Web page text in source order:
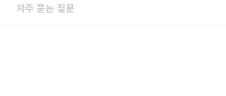
자주 묻는 질문